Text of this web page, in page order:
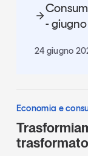
-
24 giugno
Economia e